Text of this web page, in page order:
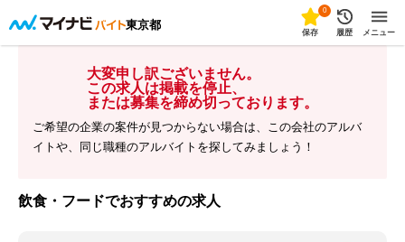
東京都
0
保存 履歴 メニュー
大変申し訳ございません。
この求人は掲載を停止、
または募集を締め切っております。
ご希望の企業の案件が見つからない場合は、この会社のアルバ
イトや、同じ職種のアルバイトを探してみましょう！
飲食・フードでおすすめの求人